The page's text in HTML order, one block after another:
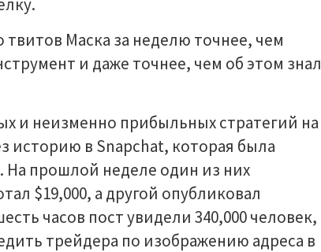
Маска за неделю точнее, чем
и даже точнее, чем об этом знал
и неизменно прибыльных стратегий на
историю в Snapchat, которая была
На прошлой неделе один из них
$19,000, а другой опубликовал
часов пост увидели 340,000 человек,
трейдера по изображению адреса в